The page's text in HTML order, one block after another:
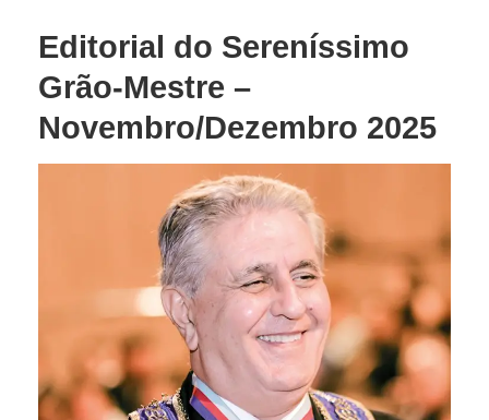
Editorial do Sereníssimo
Grão-Mestre –
Novembro/Dezembro 2025